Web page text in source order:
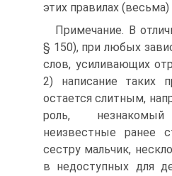
этих правилах (весьма)
Примечание. В
§ 150), при любых
слов, усиливающих
2) написание таких
остается слитным,
роль,
неизвестные ранее
сестру мальчик,
в недоступных для